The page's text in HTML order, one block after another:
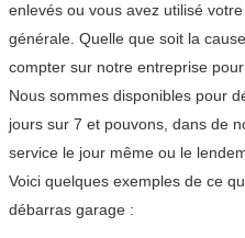
enlevés ou vous avez utilisé
générale. Quelle que soit la
compter sur notre entreprise
Nous sommes disponibles pour
jours sur 7 et pouvons, dans de
service le jour même ou le
Voici quelques exemples de ce
débarras garage :